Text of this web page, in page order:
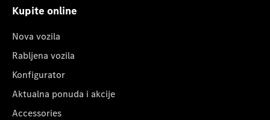
Kupite online
Nova vozila
Rabljena vozila
Konfigurator
Aktualna ponuda i akcije
Accessories